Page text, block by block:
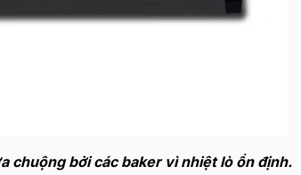
chuộng bởi các baker vì nhiệt lò ổn định.